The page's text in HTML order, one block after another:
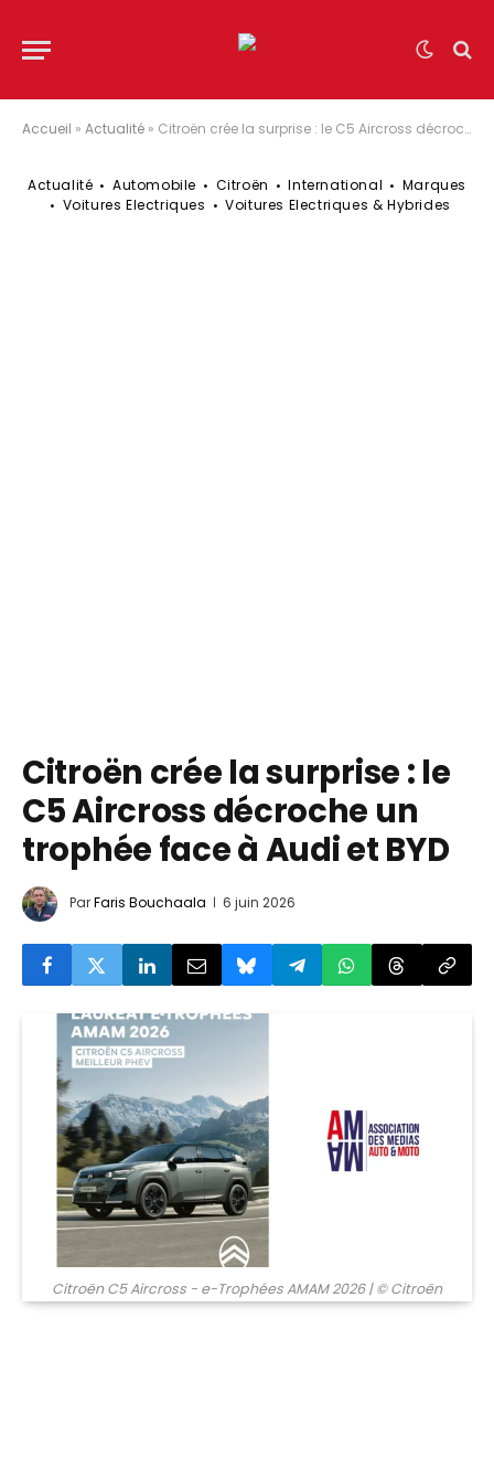
Accueil » Actualité » Citroën crée la surprise : le C5 Aircross décroche un trophée face à Audi et BYD
Actualité Automobile Citroën International
Marques
Voitures Electriques
Voitures Electriques & Hybrides
Citroën crée la surprise : le
C5 Aircross décroche un
trophée face à Audi et BYD
ParFaris Bouchaala 6 juin 2026
© Citroën
Citroën C5 Aircross - e-Trophées AMAM 2026| © Citroën